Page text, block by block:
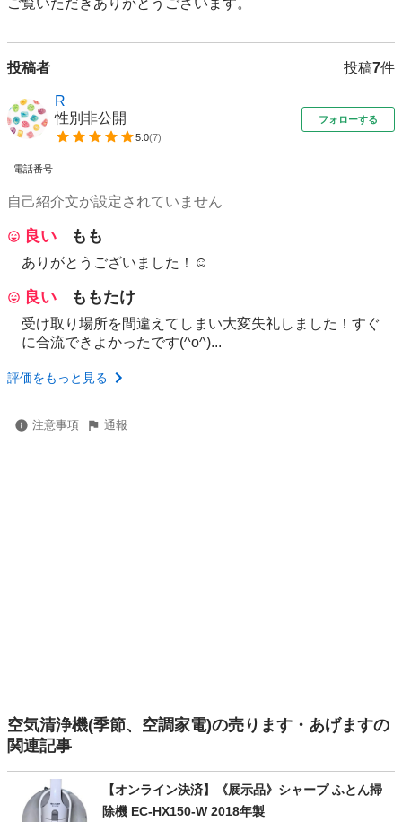
ご覧いただきありがとうございます。
投稿者 投稿7件
R
性別非公開
5.0(7)
フォローする
電話番号
自己紹介文が設定されていません
良い もも
ありがとうございました！☺️
良い ももたけ
受け取り場所を間違えてしまい大変失礼しました！すぐ
に合流できよかったです(^o^)...
評価をもっと見る
注意事項 通報
空気清浄機(季節、空調家電)の売ります・あげますの
関連記事
【オンライン決済】《展示品》シャープ ふとん掃
除機 EC-HX150-W 2018年製